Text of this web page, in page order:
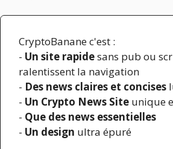
CryptoBanane c'est :
- Un site rapidesans pub ou
ralentissent la navigation
- Des news claires et concises
- Un Crypto News Site unique
- Que des news essentielles
- Un design ultra épuré